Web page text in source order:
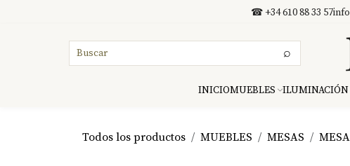
☎ +34 610 88 33 57
⌕
INICIOMUEBLES ILUMINACIÓN
Todos los productos MUEBLES MESAS